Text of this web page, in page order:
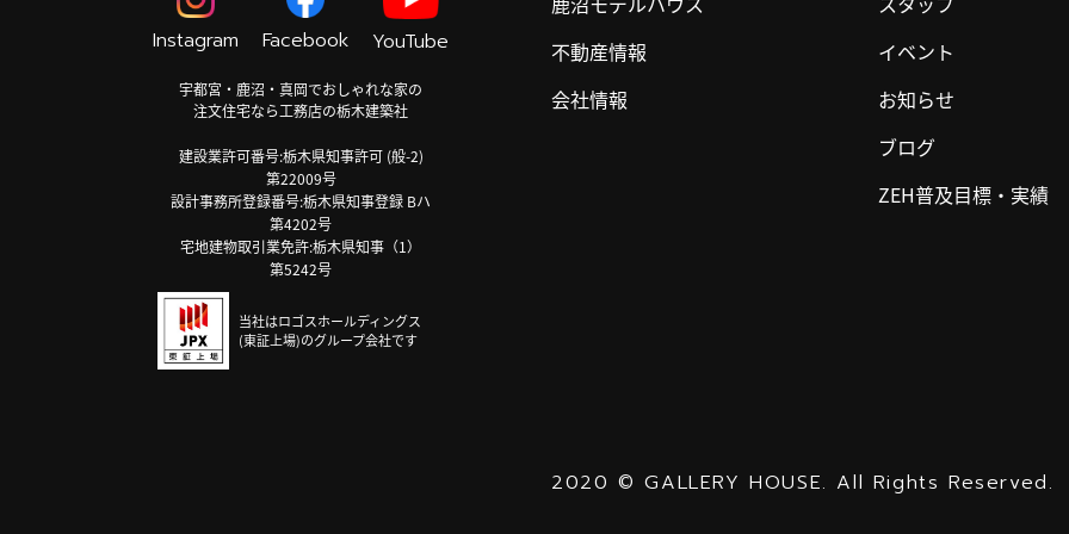
Instagram Facebook YouTube
宇都宮・鹿沼・真岡でおしゃれな家の
注文住宅なら工務店の栃木建築社
建設業許可番号:栃木県知事許可 (般-2)
第22009号
設計事務所登録番号:栃木県知事登録 Bハ
第4202号
宅地建物取引業免許:栃木県知事（1）
第5242号
当社はロゴスホールディングス
(東証上場)のグループ会社です
不動産情報
会社情報
イベント
お知らせ
ブログ
ZEH普及目標・実績
2020 ©GALLERY HOUSE. All Rights Reserved.